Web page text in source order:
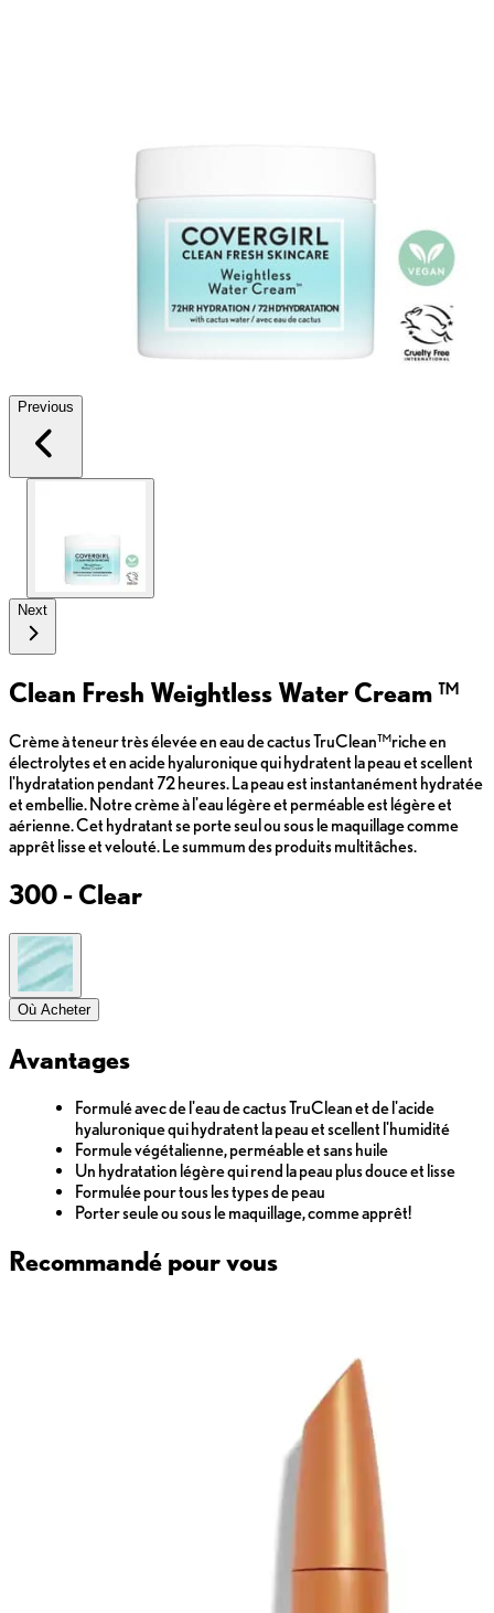
Previous
Next
Clean Fresh Weightless Water Cream ™
Crème à teneur très élevée en eau de cactus TruClean™riche en
électrolytes et en acide hyaluronique qui hydratent la peau et scellent
l'hydratation pendant 72 heures. La peau est instantanément hydratée
et embellie. Notre crème à l'eau légère et perméable est légère et
aérienne. Cet hydratant se porte seul ou sous le maquillage comme
apprêt lisse et velouté. Le summum des produits multitâches.
300 - Clear
Où Acheter
Avantages
Formulé avec de l'eau de cactus TruClean et de l'acide
hyaluronique qui hydratent la peau et scellent l'humidité
Formule végétalienne, perméable et sans huile
Un hydratation légère qui rend la peau plus douce et lisse
Formulée pour tous les types de peau
Porter seule ou sous le maquillage, comme apprêt!
Recommandé pour vous